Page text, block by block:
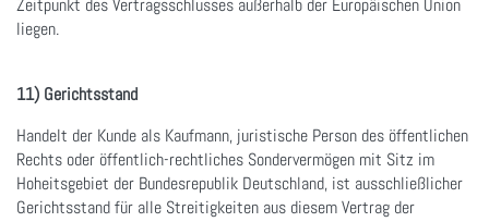
Zeitpunkt des Vertragsschlusses außerhalb der Europäischen Union
liegen.
11) Gerichtsstand
Handelt der Kunde als Kaufmann, juristische Person des öffentlichen
Rechts oder öffentlich-rechtliches Sondervermögen mit Sitz im
Hoheitsgebiet der Bundesrepublik Deutschland, ist ausschließlicher
Gerichtsstand für alle Streitigkeiten aus diesem Vertrag der